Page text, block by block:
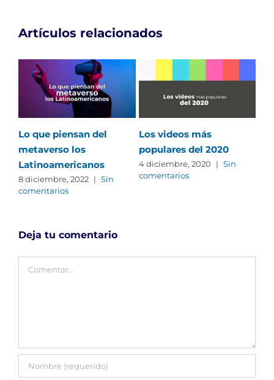
Artículos relacionados
Lo que piensan del
metaverso los
Latinoamericanos
8 diciembre, 2022 | Sin
comentarios
Los videos más
populares del 2020
4 diciembre, 2020 | Sin
comentarios
Deja tu comentario
Comentar